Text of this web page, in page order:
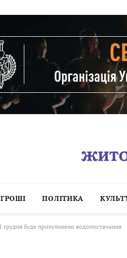
ГРОШІ ПОЛІТИКА
буде призупинено водопостачання